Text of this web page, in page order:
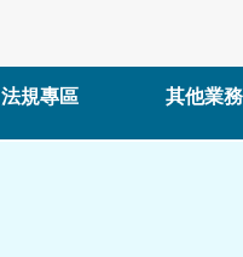
法規專區 其他業務